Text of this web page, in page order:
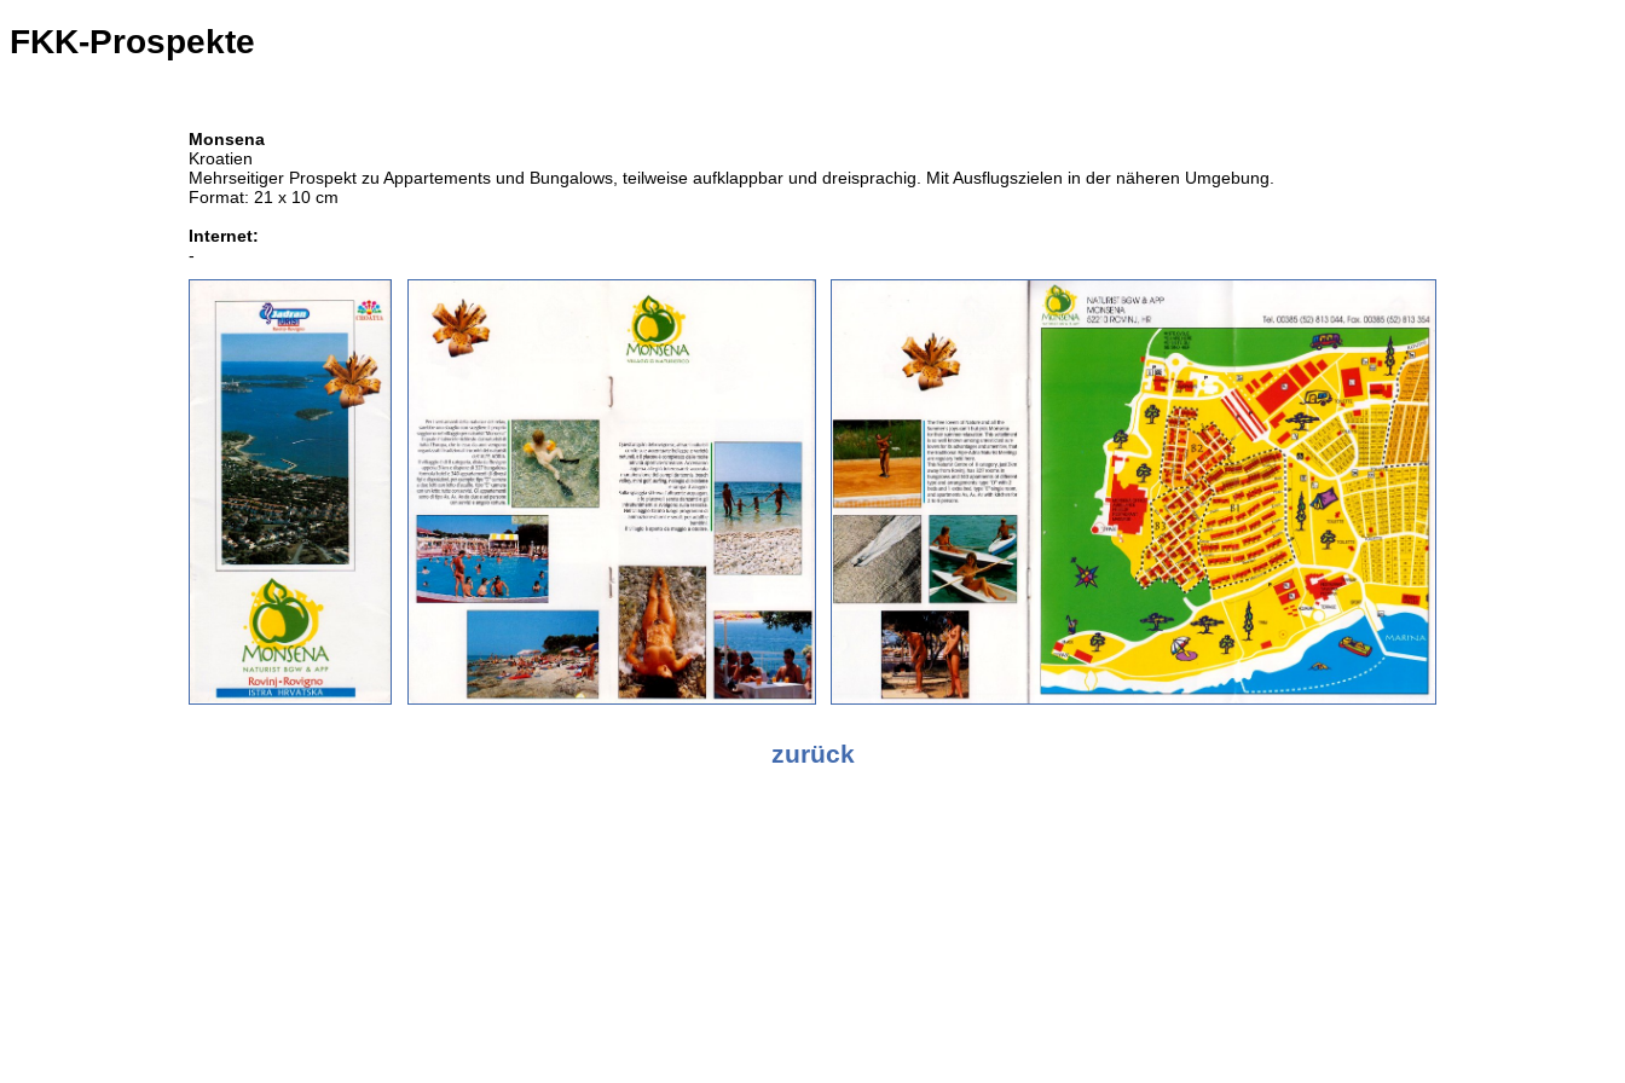
FKK-Prospekte
Monsena
Kroatien
Mehrseitiger Prospekt zu Appartements und Bungalows, teilweise aufklappbar und dreisprachig. Mit Ausflugszielen in der näheren Umgebung.
Format: 21 x 10 cm
Internet:
-
zurück